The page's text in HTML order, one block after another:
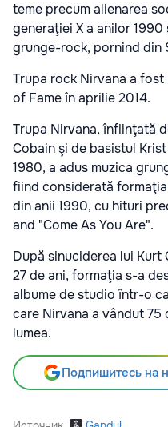
teme precum alienarea
generaţiei X a anilor
grunge-rock, pornind din
Trupa rock Nirvana a
of Fame în aprilie 2014.
Trupa Nirvana, înfiinţată
Cobain şi de basistul
1980, a adus muzica
fiind considerată
din anii 1990, cu hituri
and "Come As You Are".
După sinuciderea lui Kurt
27 de ani, formaţia s-a
albume de studio într-o
care Nirvana a vândut
lumea.
Подпишитесь на